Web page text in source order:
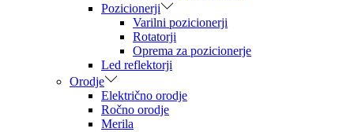
Pozicionerji
Varilni pozicionerji
Rotatorji
Oprema za pozicionerje
Led reflektorji
Orodje
Električno orodje
Ročno orodje
Merila